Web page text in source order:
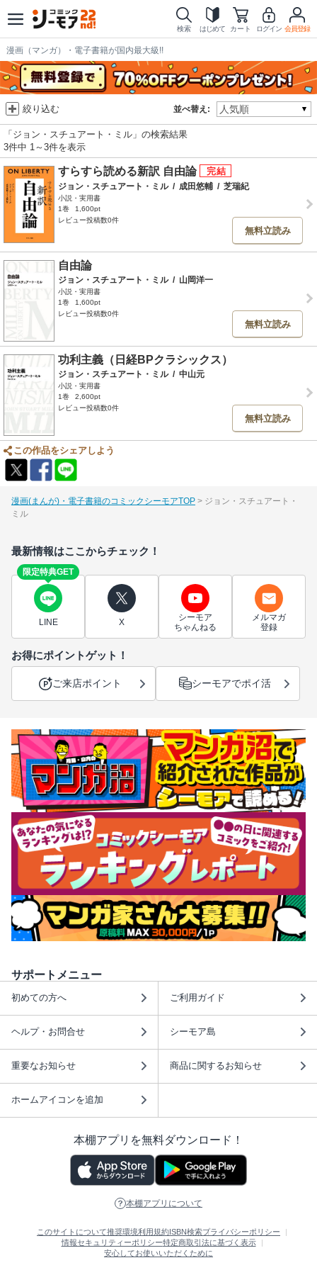
検索 はじめて カート ログイン 会員登録
漫画（マンガ）・電子書籍が国内最大級!!
並べ替え:
絞り込む
「ジョン・スチュアート・ミル」の検索結果
3件中 1～3件を表示
すらすら読める新訳 自由論
ジョン・スチュアート・ミル / 成田悠輔 / 芝瑞紀
小説・実用書
1巻
1,600pt
レビュー投稿数0件
無料立読み
自由論
ジョン・スチュアート・ミル / 山岡洋一
小説・実用書
1巻
1,600pt
レビュー投稿数0件
無料立読み
功利主義（日経BPクラシックス）
ジョン・スチュアート・ミル / 中山元
小説・実用書
1巻
2,600pt
レビュー投稿数0件
無料立読み
この作品をシェアしよう
漫画(まんが)・電子書籍のコミックシーモアTOP
ジョン・スチュアート・
ミル
最新情報はここからチェック！
限定特典GET
LINE X
シーモア
ちゃんねる
メルマガ
登録
お得にポイントゲット！
ご来店ポイント シーモアでポイ活
サポートメニュー
初めての方へ ご利用ガイド
ヘルプ・お問合せ シーモア島
重要なお知らせ 商品に関するお知らせ
ホームアイコンを追加
本棚アプリを無料ダウンロード！
本棚アプリについて
このサイトについて推奨環境利用規約ISBN検索プライバシーポリシー
情報セキュリティーポリシー特定商取引法に基づく表示
安心してお使いいただくために